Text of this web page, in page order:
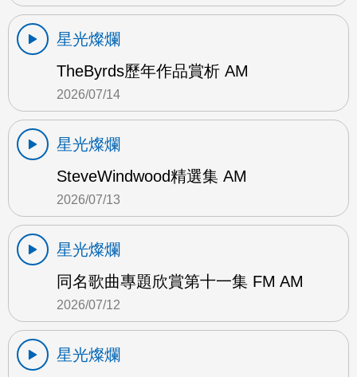
星光燦爛
TheByrds歷年作品賞析 AM
2026/07/14
星光燦爛
SteveWindwood精選集 AM
2026/07/13
星光燦爛
同名歌曲專題欣賞第十一集 FM AM
2026/07/12
星光燦爛